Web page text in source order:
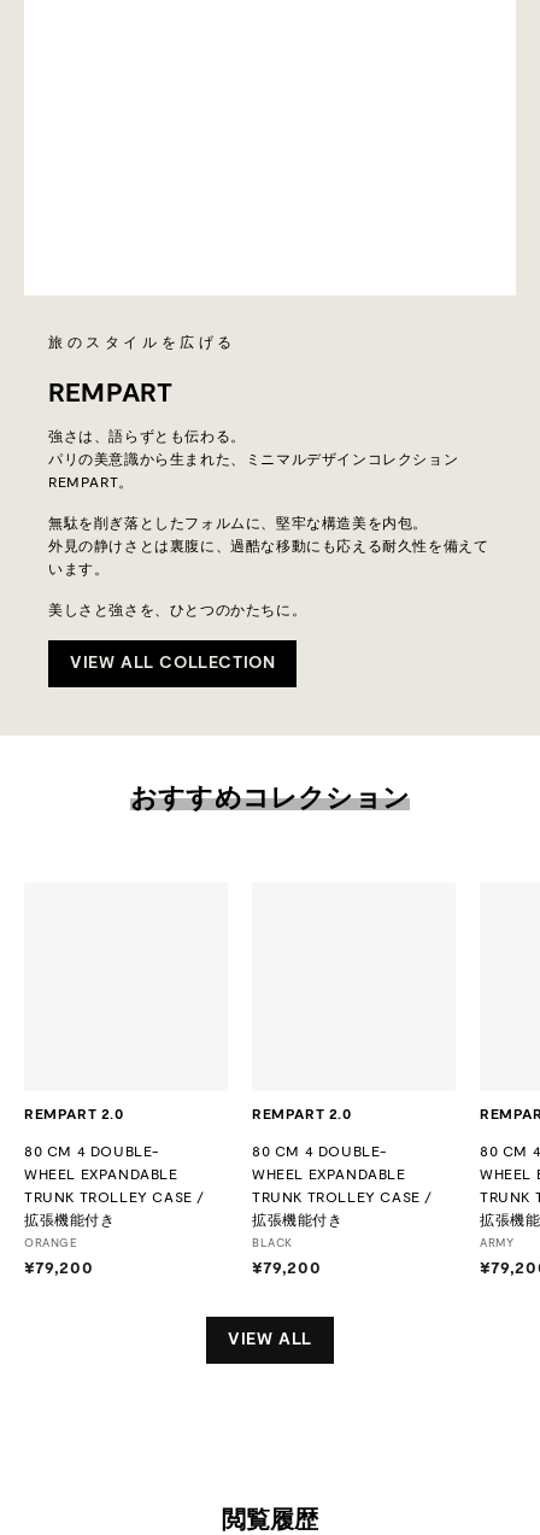
旅のスタイルを広げる
REMPART
強さは、語らずとも伝わる。
パリの美意識から生まれた、ミニマルデザインコレクション
REMPART。
無駄を削ぎ落としたフォルムに、堅牢な構造美を内包。
外見の静けさとは裏腹に、過酷な移動にも応える耐久性を備えて
います。
美しさと強さを、ひとつのかたちに。
VIEW ALL COLLECTION
おすすめコレクション
REMPART 2.0
80 CM 4 DOUBLE-
WHEEL EXPANDABLE
TRUNK TROLLEY CASE /
拡張機能付き
ORANGE
¥79,200
REMPART 2.0
80 CM 4 DOUBLE-
WHEEL EXPANDABLE
TRUNK TROLLEY CASE /
拡張機能付き
BLACK
¥79,200
9
2
80 CM
WHEEL
TRUNK
拡張機
ARMY
VIEW ALL
閲覧履歴